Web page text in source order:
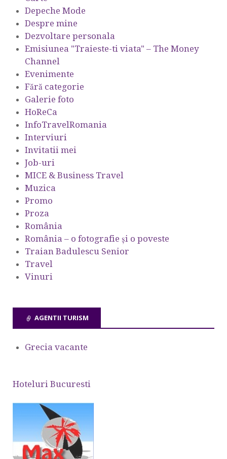
Depeche Mode
Despre mine
Dezvoltare personala
Emisiunea "Traieste-ti viata" – The Money
Channel
Evenimente
Fără categorie
Galerie foto
HoReCa
InfoTravelRomania
Interviuri
Invitatii mei
Job-uri
MICE & Business Travel
Muzica
Promo
Proza
România
România – o fotografie şi o poveste
Traian Badulescu Senior
Travel
Vinuri
AGENTII TURISM
Grecia vacante
Hoteluri Bucuresti